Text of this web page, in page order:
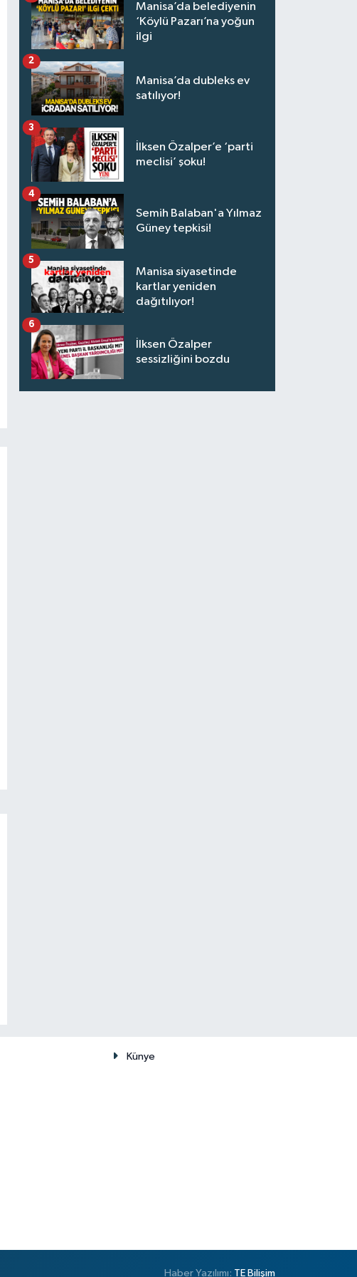
Manisa’da belediyenin
‘Köylü Pazarı’na yoğun
ilgi
Manisa’da dubleks ev
satılıyor!
2
İlksen Özalper’e ‘parti
meclisi’ şoku!
3
Semih Balaban'a Yılmaz
Güney tepkisi!
4
Manisa siyasetinde
kartlar yeniden
dağıtılıyor!
5
İlksen Özalper
sessizliğini bozdu
6
Künye
Haber Yazılımı: TE Bilişim